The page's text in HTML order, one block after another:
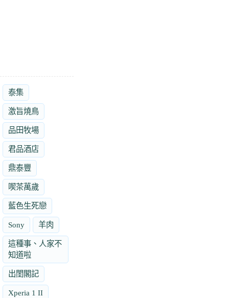
泰集
激旨燒鳥
品田牧場
君品酒店
鼎泰豐
喫茶萬歲
藍色生死戀
Sony 羊肉
這種事、人家不
知道啦
出閨閣記
Xperia 1 II